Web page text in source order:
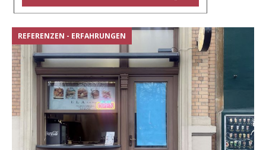
REFERENZEN - ERFAHRUNGEN